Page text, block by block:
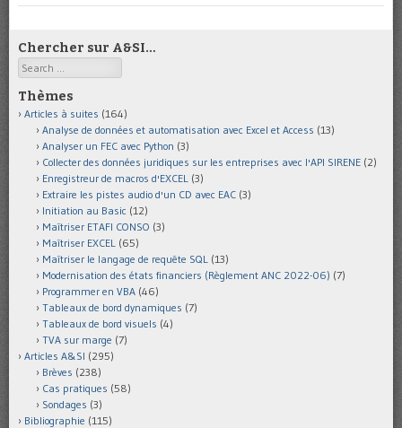
Chercher sur A&SI…
Search
Thèmes
Articles à suites (164)
Analyse de données et automatisation avec Excel et Access (13)
Analyser un FEC avec Python (3)
Collecter des données juridiques sur les entreprises avec l'API SIRENE (2)
Enregistreur de macros d'EXCEL (3)
Extraire les pistes audio d'un CD avec EAC (3)
Initiation au Basic (12)
Maîtriser ETAFI CONSO (3)
Maîtriser EXCEL (65)
Maîtriser le langage de requête SQL (13)
Modernisation des états financiers (Règlement ANC 2022-06) (7)
Programmer en VBA (46)
Tableaux de bord dynamiques (7)
Tableaux de bord visuels (4)
TVA sur marge (7)
Articles A&SI (295)
Brèves (238)
Cas pratiques (58)
Sondages (3)
Bibliographie (115)